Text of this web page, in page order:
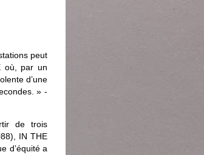
peut
où, par un
d’une
» -
de trois
IN THE
d’équité a